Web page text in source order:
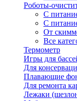
Роботы-
С
С
От
Все
Термометр
Игры для
Для
Плавающие
Для ремонта
Лежаки